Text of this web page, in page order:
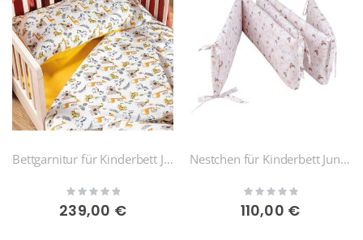
Bettgarnitur für Kinderbett Junior
Rating:
0%
239,00 €
Nestchen für Kinderbett Junior
Rating:
0%
110,00 €